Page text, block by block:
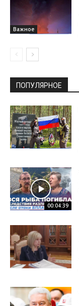
Важное
ПОПУЛЯРНОЕ
00:04:39